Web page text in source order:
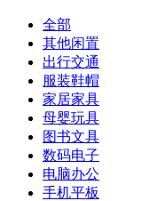
全部
其他闲置
出行交通
服装鞋帽
家居家具
母婴玩具
图书文具
数码电子
电脑办公
手机平板